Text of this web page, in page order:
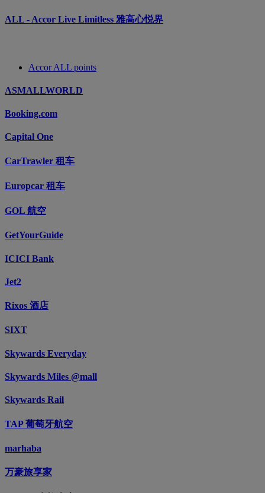
ALL - Accor Live Limitless 雅高心悦界
Accor ALL points
ASMALLWORLD
Booking.com
Capital One
CarTrawler 租车
Europcar 租车
GOL 航空
GetYourGuide
ICICI Bank
Jet2
Rixos 酒店
SIXT
Skywards Everyday
Skywards Miles @mall
Skywards Rail
TAP 葡萄牙航空
marhaba
万豪旅享家